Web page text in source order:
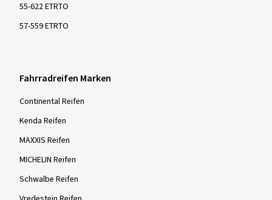
55-622 ETRTO
57-559 ETRTO
Fahrradreifen Marken
Continental Reifen
Kenda Reifen
MAXXIS Reifen
MICHELIN Reifen
Schwalbe Reifen